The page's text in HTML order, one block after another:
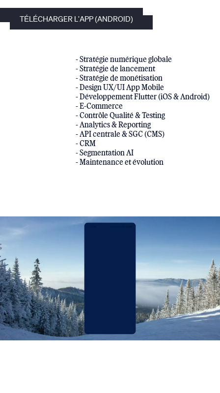
TÉLÉCHARGER L'APP (ANDROID)
- Stratégie numérique globale
- Stratégie de lancement
- Stratégie de monétisation
- Design UX/UI App Mobile
- Développement Flutter (iOS & Android)
- E-Commerce
- Contrôle Qualité & Testing
- Analytics & Reporting
- API centrale & SGC (CMS)
- CRM
- Segmentation AI
- Maintenance et évolution